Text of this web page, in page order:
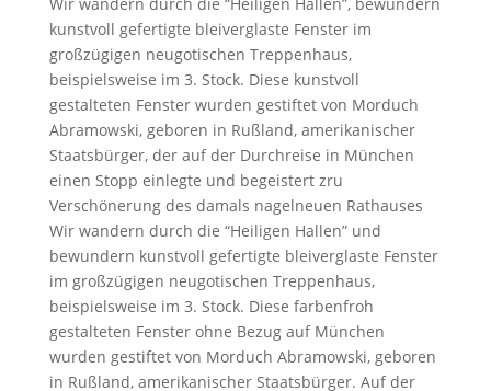
kunstvoll gefertigte bleiverglaste Fenster im
großzügigen neugotischen Treppenhaus,
beispielsweise im 3. Stock. Diese kunstvoll
gestalteten Fenster wurden gestiftet von Morduch
Abramowski, geboren in Rußland, amerikanischer
Staatsbürger, der auf der Durchreise in München
einen Stopp einlegte und begeistert zru
Verschönerung des damals nagelneuen Rathauses
Wir wandern durch die “Heiligen Hallen” und
bewundern kunstvoll gefertigte bleiverglaste Fenster
im großzügigen neugotischen Treppenhaus,
beispielsweise im 3. Stock. Diese farbenfroh
gestalteten Fenster ohne Bezug auf München
wurden gestiftet von Morduch Abramowski, geboren
in Rußland, amerikanischer Staatsbürger. Auf der